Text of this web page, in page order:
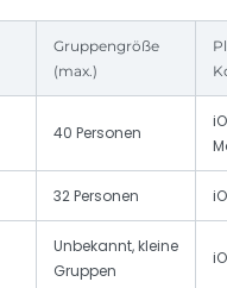
Gruppengröße
(max.)
40 Personen
32 Personen
Unbekannt, kleine
Gruppen